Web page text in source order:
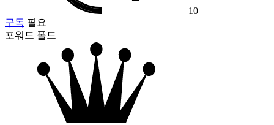
10
구독 필요
포워드 폴드